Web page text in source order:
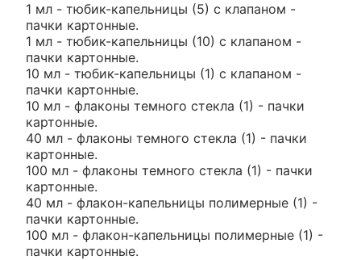
1 мл - тюбик-капельницы (5) с клапаном -
пачки картонные.
1 мл - тюбик-капельницы (10) с клапаном -
пачки картонные.
10 мл - тюбик-капельницы (1) с клапаном -
пачки картонные.
10 мл - флаконы темного стекла (1) - пачки
картонные.
40 мл - флаконы темного стекла (1) - пачки
картонные.
100 мл - флаконы темного стекла (1) - пачки
картонные.
40 мл - флакон-капельницы полимерные (1) -
пачки картонные.
100 мл - флакон-капельницы полимерные (1) -
пачки картонные.